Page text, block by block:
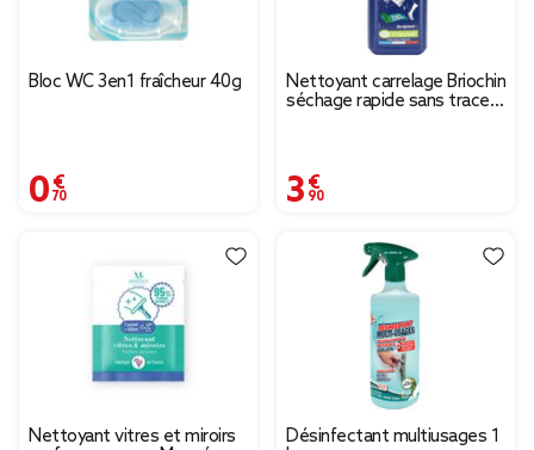
Bloc WC 3en1 fraîcheur 40g
0,70 €
Nettoyant carrelage Briochin
séchage rapide sans traces
3,90 €
Nettoyant vitres et miroirs
Désinfectant multiusages 1